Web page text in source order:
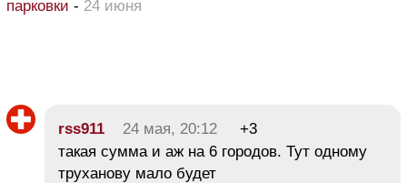
парковки - 24 июня
rss911 24 мая, 20:12
+3
такая сумма и аж на 6 городов. Тут одному
труханову мало будет